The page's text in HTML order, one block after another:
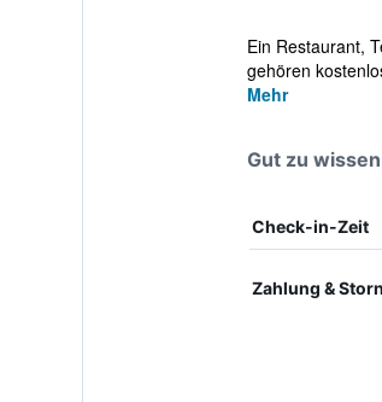
Ein Restaurant,
gehören
Mehr
Gut zu wissen
Check-in-Zeit
Zahlung &